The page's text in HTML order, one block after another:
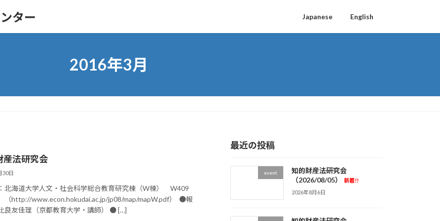
ター Japanese English
2016年3月
産法研究会
30日
北海道大学人文・社会科学総合教育研究棟（W棟） W409
www.econ.hokudai.ac.jp/jp08/map/mapW.pdf） ●報
良友佳理（京都教育大学・講師） ● […]
最近の投稿
event
知的財産法研究会
（2026/08/05）
新着!!
2026年8月6日